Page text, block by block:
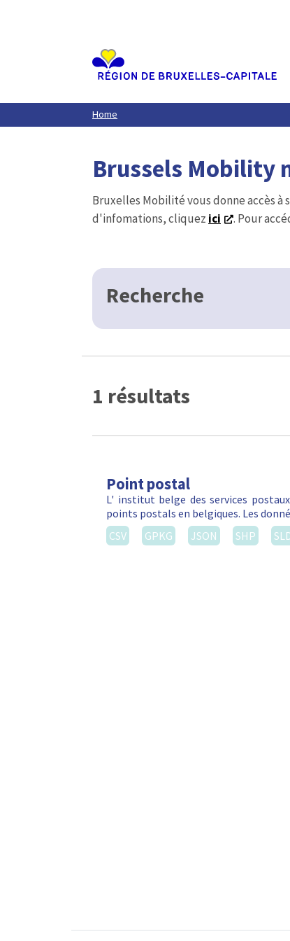
Home
Brussels Mobility
Bruxelles Mobilité vous donne accès
d'infomations, cliquez ici . Pour
Recherche
1 résultats
Point postal
L' institut belge des services
points postals en belgiques. Les
CSV
GPKG JSON SHP